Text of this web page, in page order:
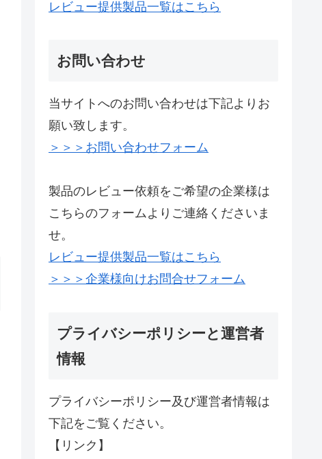
レビュー提供製品一覧はこちら
お問い合わせ
当サイトへのお問い合わせは下記よりお
願い致します。
＞＞＞お問い合わせフォーム
製品のレビュー依頼をご希望の企業様は
こちらのフォームよりご連絡くださいま
せ。
レビュー提供製品一覧はこちら
＞＞＞企業様向けお問合せフォーム
プライバシーポリシーと運営者
情報
プライバシーポリシー及び運営者情報は
下記をご覧ください。
【リンク】